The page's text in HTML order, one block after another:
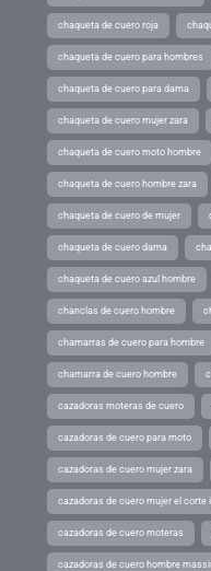
chaqueta de cuero roja
chaqueta de cuero para hombres
chaqueta de cuero para dama
chaqueta de cuero mujer zara
chaqueta de cuero moto hombre
chaqueta de cuero hombre zara
chaqueta de cuero de mujer
chaqueta de cuero dama
chaqueta de cuero azul hombre
chanclas de cuero hombre
chamarras de cuero para hombre
chamarra de cuero hombre
cazadoras moteras de cuero
cazadoras de cuero para moto
cazadoras de cuero mujer zara
cazadoras de cuero mujer el corte
cazadoras de cuero moteras
cazadoras de cuero hombre